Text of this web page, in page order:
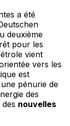
a été
deuxième
pour les
vient
vers les
est
pénurie de
des
nouvelles